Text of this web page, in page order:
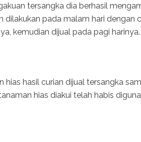
tersangka dia berhasil
dilakukan pada malam hari
kemudian dijual pada pagi harinya.
hias hasil curian dijual tersangka
hias diakui telah habis